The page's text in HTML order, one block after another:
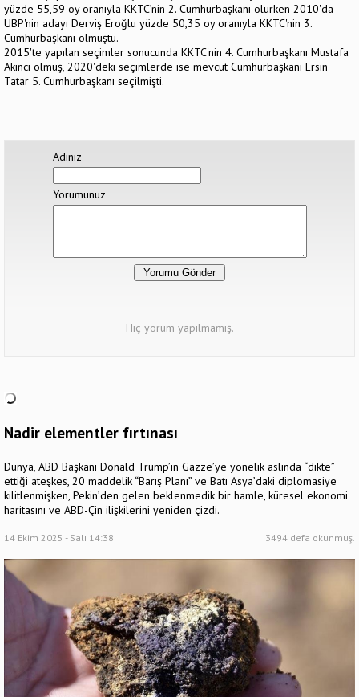
yüzde 55,59 oy oranıyla KKTC’nin 2. Cumhurbaşkanı olurken 2010'da
UBP'nin adayı Derviş Eroğlu yüzde 50,35 oy oranıyla KKTC'nin 3.
Cumhurbaşkanı olmuştu.
2015'te yapılan seçimler sonucunda KKTC'nin 4. Cumhurbaşkanı Mustafa
Akıncı olmuş, 2020'deki seçimlerde ise mevcut Cumhurbaşkanı Ersin
Tatar 5. Cumhurbaşkanı seçilmişti.
Adınız
Yorumunuz
Hiç yorum yapılmamış.
Nadir elementler fırtınası
Dünya, ABD Başkanı Donald Trump’ın Gazze’ye yönelik aslında “dikte”
ettiği ateşkes, 20 maddelik “Barış Planı” ve Batı Asya’daki diplomasiye
kilitlenmişken, Pekin’den gelen beklenmedik bir hamle, küresel ekonomi
haritasını ve ABD-Çin ilişkilerini yeniden çizdi.
14 Ekim 2025 - Salı 14:38 3494 defa okunmuş.